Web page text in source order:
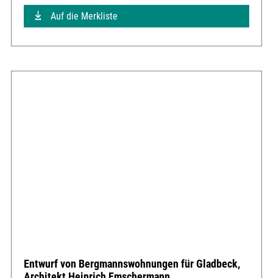
Auf die Merkliste
Entwurf von Bergmannswohnungen für Gladbeck,